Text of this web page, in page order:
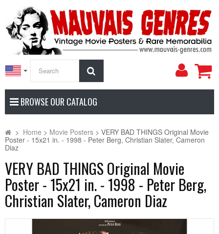
My
BROWSE OUR CATALOG
> Home > Movie Posters > VERY BAD THINGS Original Movie
Poster - 15x21 in. - 1998 - Peter Berg, Christian Slater, Cameron
Diaz
VERY BAD THINGS Original Movie
Poster - 15x21 in. - 1998 - Peter Berg,
Christian Slater, Cameron Diaz